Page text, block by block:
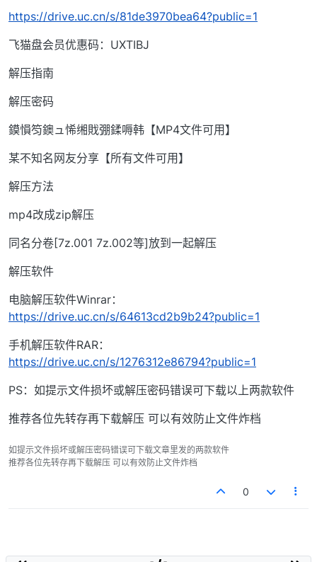
https://drive.uc.cn/s/81de3970bea64?public=1
飞猫盘会员优惠码：UXTIBJ
解压指南
解压密码
鏌愪笉鐭ュ悕缃戝弸鍒嗕韩【MP4文件可用】
某不知名网友分享【所有文件可用】
解压方法
mp4改成zip解压
同名分卷[7z.001 7z.002等]放到一起解压
解压软件
电脑解压软件Winrar：
https://drive.uc.cn/s/64613cd2b9b24?public=1
手机解压软件RAR：
https://drive.uc.cn/s/1276312e86794?public=1
PS：如提示文件损坏或解压密码错误可下载以上两款软件
推荐各位先转存再下载解压 可以有效防止文件炸档
如提示文件损坏或解压密码错误可下载文章里发的两款软件
推荐各位先转存再下载解压 可以有效防止文件炸档
0